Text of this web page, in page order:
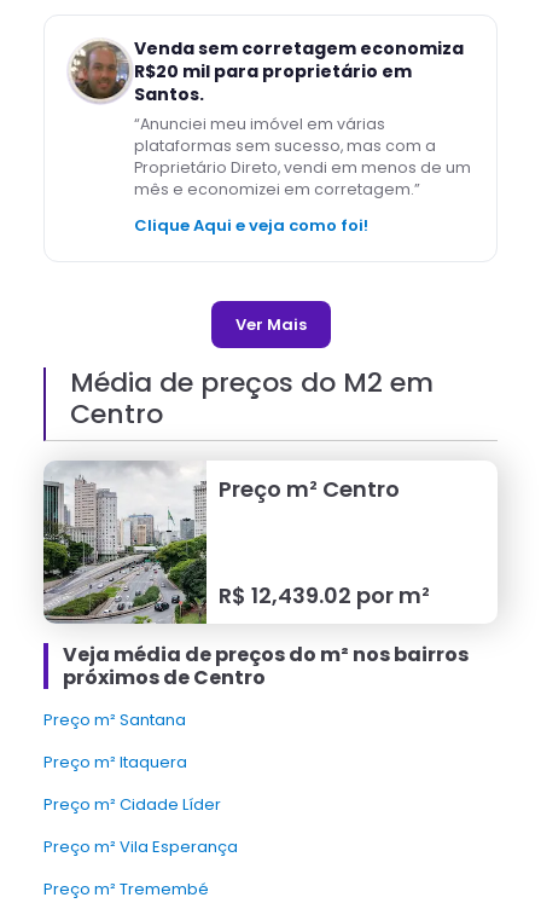
Venda sem corretagem economiza
R$20 mil para proprietário em
Santos.
“Anunciei meu imóvel em várias
plataformas sem sucesso, mas com a
Proprietário Direto, vendi em menos de um
mês e economizei em corretagem.”
Clique Aqui e veja como foi!
Ver Mais
Média de preços do M2 em
Centro
Preço m² Centro
R$ 12,439.02 por m²
Veja média de preços do m² nos bairros
próximos de Centro
Preço m² Santana
Preço m² Itaquera
Preço m² Cidade Líder
Preço m² Vila Esperança
Preço m² Tremembé